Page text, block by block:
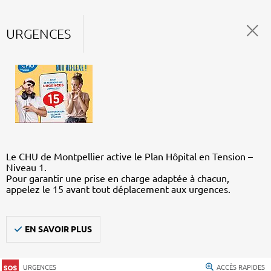
URGENCES
Le CHU de Montpellier active le Plan Hôpital en Tension –
Niveau 1.
Pour garantir une prise en charge adaptée à chacun,
appelez le 15 avant tout déplacement aux urgences.
EN SAVOIR PLUS
URGENCES ACCÈS RAPIDES